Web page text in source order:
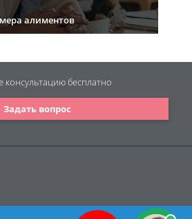
алиментов
Задать вопрос
консультациюбесплатно